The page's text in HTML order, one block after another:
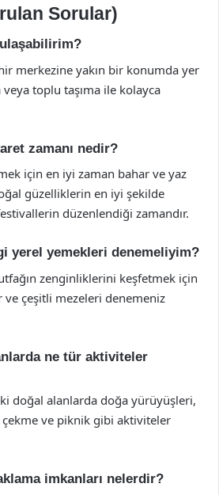
Sorular)
ulaşabilirim?
merkezine yakın bir konumda yer
veya toplu taşıma ile kolayca
zamanı nedir?
için en iyi zaman bahar ve yaz
güzelliklerin en iyi şekilde
düzenlendiği zamandır.
yerel yemekleri denemeliyim?
zenginliklerini keşfetmek için
ve çeşitli mezeleri denemeniz
ne tür aktiviteler
doğal alanlarda doğa yürüyüşleri,
ve piknik gibi aktiviteler
imkanları nelerdir?